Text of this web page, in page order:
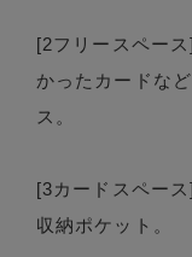
[2フリースペー
かったカードな
ス。
[3カードスペー
収納ポケット。